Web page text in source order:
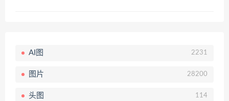
AI图 2231
图片 28200
头图 114